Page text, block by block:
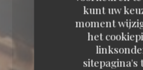
kunt uw
moment
het
sitepagina's